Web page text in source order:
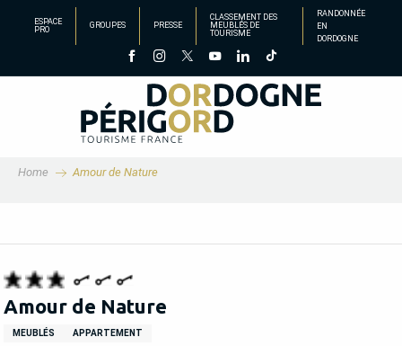
principal
ESPACE
PRO
GROUPES PRESSE
CLASSEMENT DES
MEUBLÉS DE
TOURISME
RANDONNÉE
EN
DORDOGNE
Home Amour de Nature
Amour de Nature
MEUBLÉS APPARTEMENT